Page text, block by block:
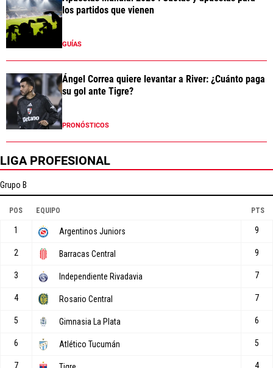
los partidos que vienen
GUÍAS
Ángel Correa quiere levantar a River: ¿Cuánto paga
su gol ante Tigre?
PRONÓSTICOS
LIGA PROFESIONAL